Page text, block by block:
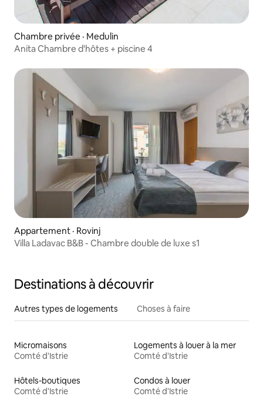
Chambre privée · Medulin
Anita Chambre d'hôtes + piscine 4
Appartement · Rovinj
Villa Ladavac B&B - Chambre double de luxe s1
Destinations à découvrir
Autres types de logements Choses à faire
Micromaisons
Comté d'Istrie
Logements à louer à la mer
Comté d'Istrie
Hôtels-boutiques
Comté d'Istrie
Condos à louer
Comté d'Istrie